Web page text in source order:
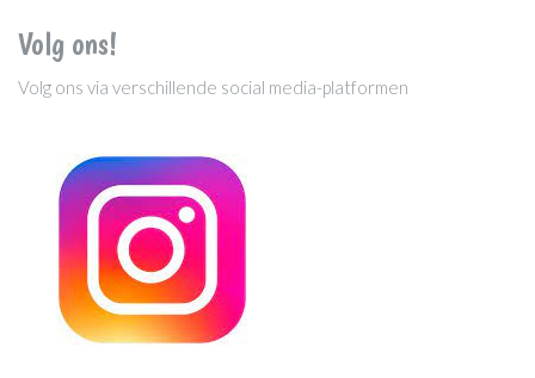
Volg ons!
Volg ons via verschillende social media-platformen